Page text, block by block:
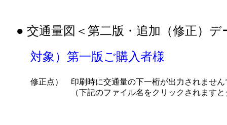
● 交通量図＜第二版・追加（修正）
対象）第一版ご購入者様
修正点）
印刷時に交通量の下一桁が出力されませ
（下記のファイル名をクリックされます